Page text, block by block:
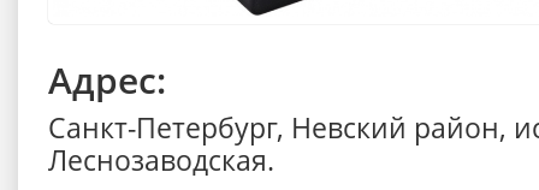
Адрес:
Санкт-Петербург, Невский район,
Леснозаводская.